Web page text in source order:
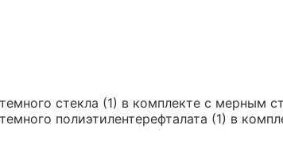
стекла (1) в комплекте с мерным
полиэтилентерефталата (1) в